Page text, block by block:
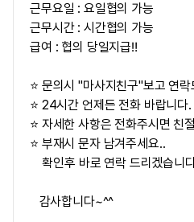
근무요일 : 요일협의 가능
근무시간 : 시간협의 가능
급여 : 협의 당일지급‼
⭐ 문의시 "마사지친구"보고 연
⭐ 24시간 언제든 전화 바랍니다.
⭐ 자세한 사항은 전화주시면 친
⭐ 부재시 문자 남겨주세요..
확인후 바로 연락 드리겠습니
감사합니다~^^